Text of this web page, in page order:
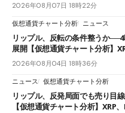
2026年08月07日 18時22分
仮想通貨チャート分析 ニュース
リップル、反転の条件整うか
展開【仮想通貨チャート分析】
2026年08月04日 18時36分
ニュース 仮想通貨チャート分析
リップル、反発局面でも売り目
【仮想通貨チャート分析】XRP